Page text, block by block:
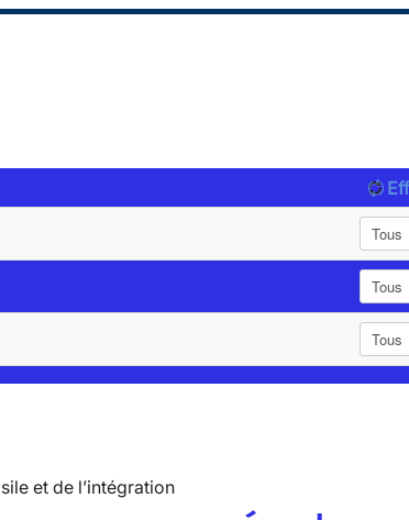
et de l’intégration